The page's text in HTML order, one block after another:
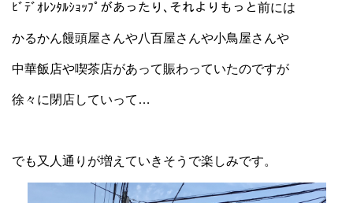
ﾋﾞﾃﾞｵﾚﾝﾀﾙｼｮｯﾌﾟがあったり､それよりもっと前には
かるかん饅頭屋さんや八百屋さんや小鳥屋さんや
中華飯店や喫茶店があって賑わっていたのですが
徐々に閉店していって…
でも又人通りが増えていきそうで楽しみです。